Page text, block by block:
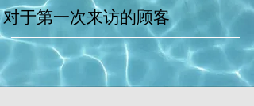
对于第一次来访的顾客